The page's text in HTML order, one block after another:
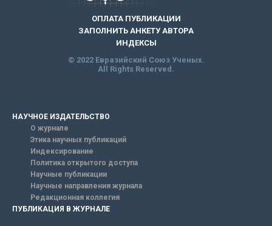
ОПЛАТА ПУБЛИКАЦИИ
ЗАПОЛНИТЬ АНКЕТУ АВТОРА
ИНДЕКСЫ
© 2022 Евразийский Союз Ученых.
All Rights Reserved.
НАУЧНОЕ ИЗДАТЕЛЬСТВО
О журнале
Этика научных публикаций
Индексирование
Политика открытого доступа
Научные публикации
Научные направления журнала
Редакционная коллегия
ПУБЛИКАЦИЯ В ЖУРНАЛЕ